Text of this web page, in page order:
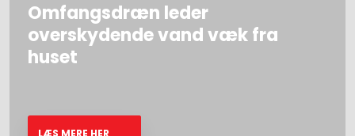
Omfangsdræn​ leder
overskydende vand væk fra
huset​
LÆS MERE HER